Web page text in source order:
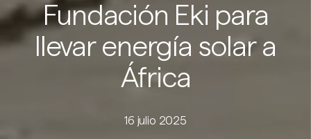
Fundación Eki para
llevar energía solar a
África
16 julio 2025